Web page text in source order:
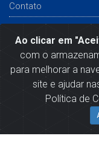
Contato
Siga-nos:
Copyright © 2015-
Ao clicar em
com o
para melhorar a
site e ajudar
Política de